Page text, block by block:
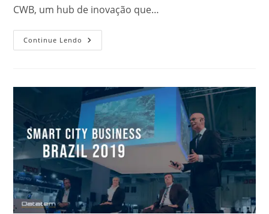
CWB, um hub de inovação que…
Continue Lendo